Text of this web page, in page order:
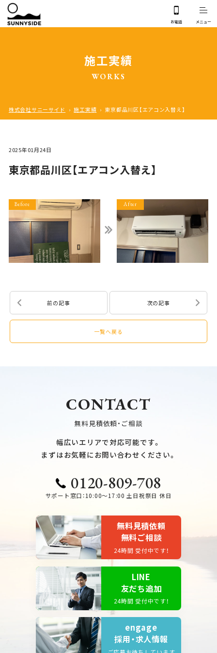
施工実績
WORKS
株式会社サニーサイド › 施工実績 › 東京都品川区【エアコン入替え】
2025年01月24日
東京都品川区【エアコン入替え】
前の記事 次の記事
一覧へ戻る
CONTACT
無料見積依頼・ご相談
幅広いエリアで対応可能です。
まずはお気軽にお問い合わせください。
0120-809-708
サポート窓口：10:00～17:00 土日祝祭日 休日
無料見積依頼
無料ご相談
24時間 受付中です！
LINE
友だち追加
24時間 受付中です！
engage
採用・求人情報